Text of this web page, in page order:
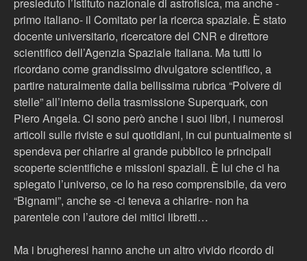
primo italiano- il Comitato per la ricerca spaziale. È stato
docente universitario, ricercatore del CNR e direttore
scientifico dell’Agenzia Spaziale Italiana. Ma tutti lo
ricordano come grandissimo divulgatore scientifico, a
partire naturalmente dalla bellissima rubrica “Polvere di
stelle” all’interno della trasmissione Superquark, con
Piero Angela. Ci sono però anche i suoi libri, i numerosi
articoli sulle riviste e sui quotidiani, in cui puntualmente si
spendeva per chiarire al grande pubblico le principali
scoperte scientifiche e missioni spaziali. È lui che ci ha
spiegato l’universo, ce lo ha reso comprensibile, da vero
“Bignami”, anche se -ci teneva a chiarire- non ha
parentele con l’autore dei mitici libretti…
Ma i brugheresi hanno anche un altro vivido ricordo di